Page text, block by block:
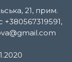
21, прим.
+380567319591,